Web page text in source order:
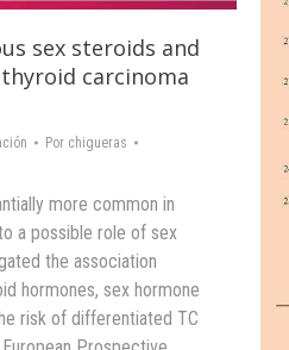
sex steroids and
carcinoma
Por chigueras
more common in
a possible role of sex
the association
hormones, sex hormone
risk of differentiated TC